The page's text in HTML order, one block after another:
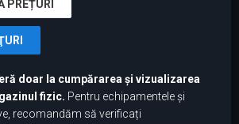
PREȚURI
doar la cumpărarea și vizualizarea
fizic. Pentru echipamentele și
recomandăm să verificați